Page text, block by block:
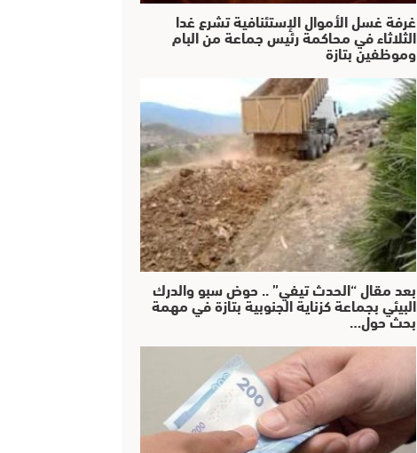
غرفة غسل الأموال الإستئنافية تشرع غدا
الثلاثاء في محاكمة رئيس جماعة من البام
وموظفين بتازة
بعد مقال “الحدث تيفي” .. حوض سبو والدرك
البيئي بجماعة كزناية الجنوبية بتازة في مهمة
بحث حول…